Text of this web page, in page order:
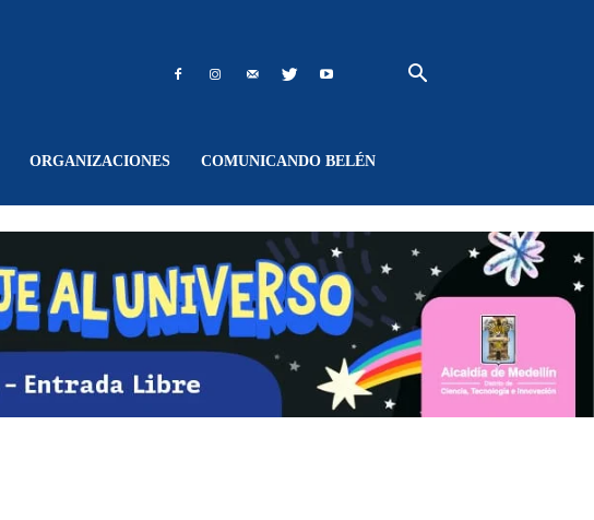
ORGANIZACIONES COMUNICANDO BELÉN